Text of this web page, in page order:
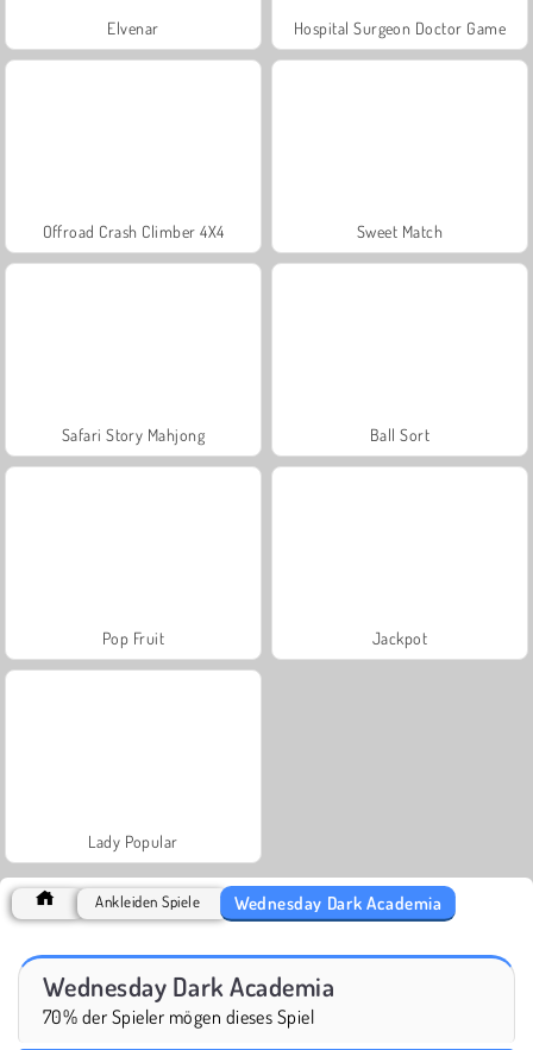
Elvenar Hospital Surgeon Doctor Game
Offroad Crash Climber 4X4 Sweet Match
Safari Story Mahjong Ball Sort
Pop Fruit Jackpot
Lady Popular
Ankleiden Spiele Wednesday Dark Academia
Wednesday Dark Academia
70% der Spieler mögen dieses Spiel